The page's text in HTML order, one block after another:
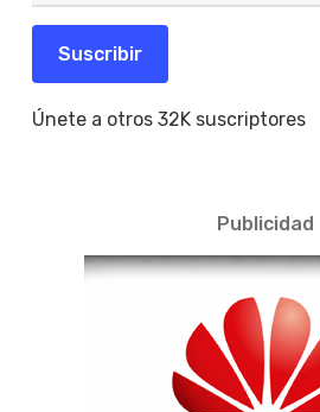
electrónico
Suscribir
Únete a otros 32K suscriptores
Publicidad